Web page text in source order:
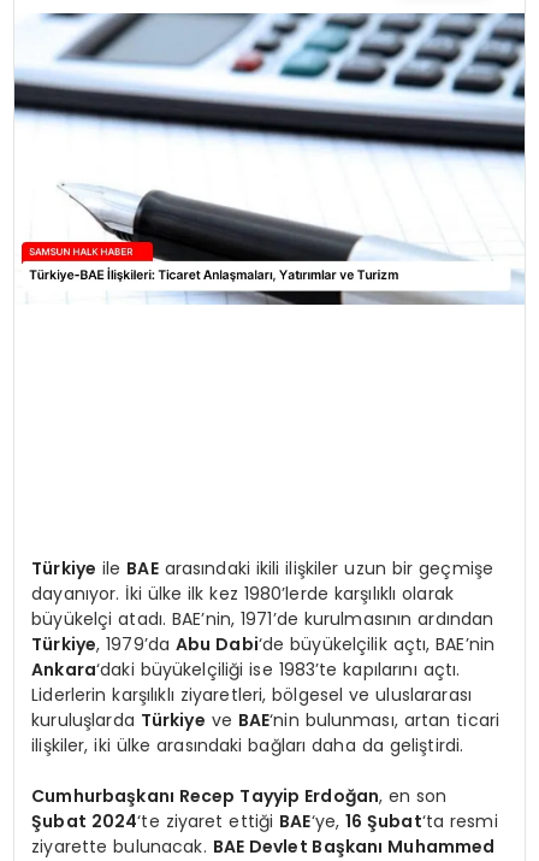
SIYASET
SPOR
TEKNOLOJI
YAŞAM
Türkiye ile BAEarasındaki ikili ilişkiler uzun bir geçmişe
dayanıyor. İki ülke ilk kez 1980’lerde karşılıklı olarak
büyükelçi atadı. BAE’nin, 1971’de kurulmasının ardından
Türkiye, 1979’da Abu Dabi‘de büyükelçilik açtı, BAE’nin
Ankara‘daki büyükelçiliği ise 1983’te kapılarını açtı.
Liderlerin karşılıklı ziyaretleri, bölgesel ve uluslararası
kuruluşlarda Türkiye ve BAE‘nin bulunması, artan ticari
ilişkiler, iki ülke arasındaki bağları daha da geliştirdi.
Cumhurbaşkanı Recep Tayyip Erdoğan, en son
Şubat 2024‘te ziyaret ettiği BAE‘ye, 16 Şubat‘ta resmi
ziyarette bulunacak. BAE Devlet Başkanı Muhammed